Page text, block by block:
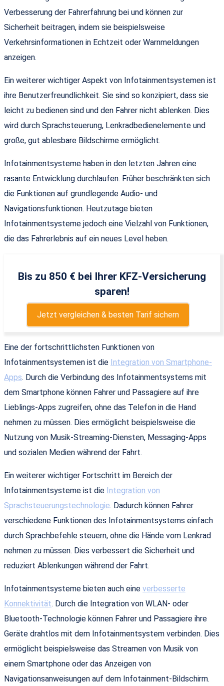
Verbesserung der Fahrerfahrung bei und können zur
Sicherheit beitragen, indem sie beispielsweise
Verkehrsinformationen in Echtzeit oder Warnmeldungen
anzeigen.
Ein weiterer wichtiger Aspekt von Infotainmentsystemen ist
ihre Benutzerfreundlichkeit. Sie sind so konzipiert, dass sie
leicht zu bedienen sind und den Fahrer nicht ablenken. Dies
wird durch Sprachsteuerung, Lenkradbedienelemente und
große, gut ablesbare Bildschirme ermöglicht.
Infotainmentsysteme haben in den letzten Jahren eine
rasante Entwicklung durchlaufen. Früher beschränkten sich
die Funktionen auf grundlegende Audio- und
Navigationsfunktionen. Heutzutage bieten
Infotainmentsysteme jedoch eine Vielzahl von Funktionen,
die das Fahrerlebnis auf ein neues Level heben.
Bis zu 850 € bei Ihrer KFZ-Versicherung
sparen!
Jetzt vergleichen & besten Tarif sichern
Eine der fortschrittlichsten Funktionen von
Infotainmentsystemen ist die Integration von Smartphone-
Apps. Durch die Verbindung des Infotainmentsystems mit
dem Smartphone können Fahrer und Passagiere auf ihre
Lieblings-Apps zugreifen, ohne das Telefon in die Hand
nehmen zu müssen. Dies ermöglicht beispielsweise die
Nutzung von Musik-Streaming-Diensten, Messaging-Apps
und sozialen Medien während der Fahrt.
Ein weiterer wichtiger Fortschritt im Bereich der
Infotainmentsysteme ist die Integration von
Sprachsteuerungstechnologie. Dadurch können Fahrer
verschiedene Funktionen des Infotainmentsystems einfach
durch Sprachbefehle steuern, ohne die Hände vom Lenkrad
nehmen zu müssen. Dies verbessert die Sicherheit und
reduziert Ablenkungen während der Fahrt.
Infotainmentsysteme bieten auch eine verbesserte
Konnektivität. Durch die Integration von WLAN- oder
Bluetooth-Technologie können Fahrer und Passagiere ihre
Geräte drahtlos mit dem Infotainmentsystem verbinden. Dies
ermöglicht beispielsweise das Streamen von Musik von
einem Smartphone oder das Anzeigen von
Navigationsanweisungen auf dem Infotainment-Bildschirm.